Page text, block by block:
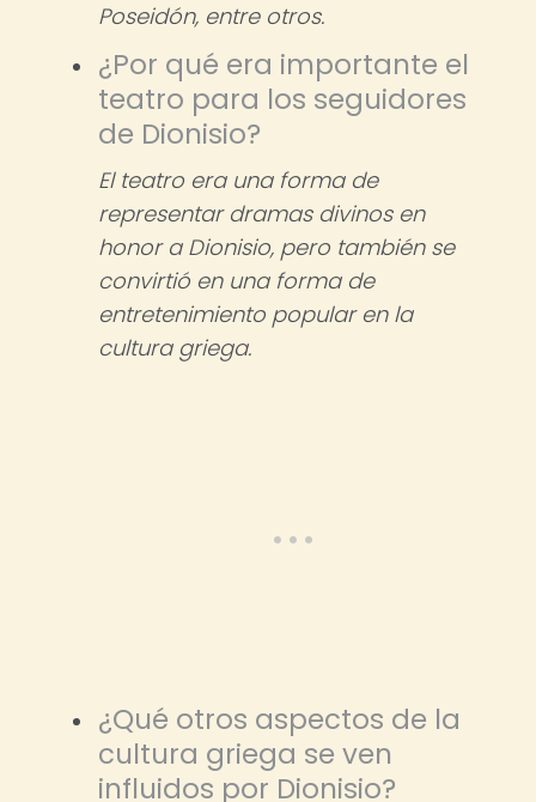
Poseidón, entre otros.
¿Por qué era importante el
teatro para los seguidores
de Dionisio?
El teatro era una forma de
representar dramas divinos en
honor a Dionisio, pero también se
convirtió en una forma de
entretenimiento popular en la
cultura griega.
¿Qué otros aspectos de la
cultura griega se ven
influidos por Dionisio?